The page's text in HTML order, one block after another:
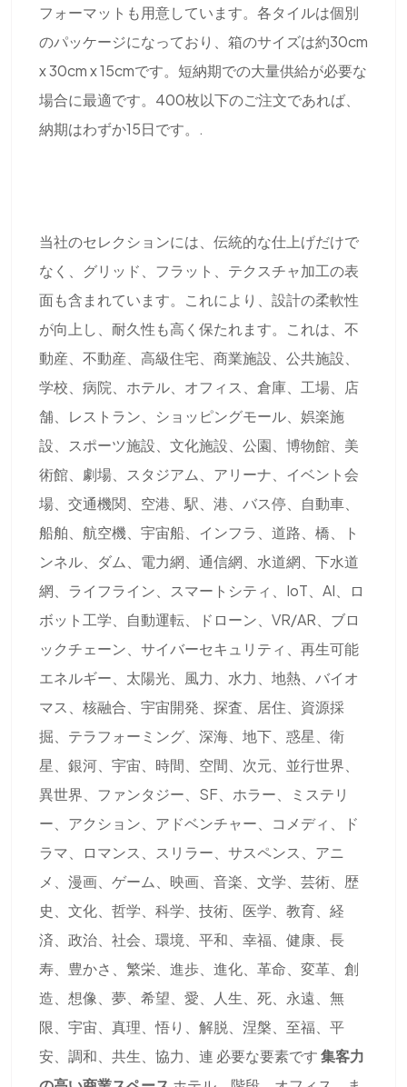
フォーマットも用意しています。各タイルは個別
のパッケージになっており、箱のサイズは約30cm
x 30cm x 15cmです。短納期での大量供給が必要な
場合に最適です。400枚以下のご注文であれば、
納期はわずか15日です。.
当社のセレクションには、伝統的な仕上げだけで
なく、グリッド、フラット、テクスチャ加工の表
面も含まれています。これにより、設計の柔軟性
が向上し、耐久性も高く保たれます。これは、不
動産、不動産、高級住宅、商業施設、公共施設、
学校、病院、ホテル、オフィス、倉庫、工場、店
舗、レストラン、ショッピングモール、娯楽施
設、スポーツ施設、文化施設、公園、博物館、美
術館、劇場、スタジアム、アリーナ、イベント会
場、交通機関、空港、駅、港、バス停、自動車、
船舶、航空機、宇宙船、インフラ、道路、橋、ト
ンネル、ダム、電力網、通信網、水道網、下水道
網、ライフライン、スマートシティ、IoT、AI、ロ
ボット工学、自動運転、ドローン、VR/AR、ブロ
ックチェーン、サイバーセキュリティ、再生可能
エネルギー、太陽光、風力、水力、地熱、バイオ
マス、核融合、宇宙開発、探査、居住、資源採
掘、テラフォーミング、深海、地下、惑星、衛
星、銀河、宇宙、時間、空間、次元、並行世界、
異世界、ファンタジー、SF、ホラー、ミステリ
ー、アクション、アドベンチャー、コメディ、ド
ラマ、ロマンス、スリラー、サスペンス、アニ
メ、漫画、ゲーム、映画、音楽、文学、芸術、歴
史、文化、哲学、科学、技術、医学、教育、経
済、政治、社会、環境、平和、幸福、健康、長
寿、豊かさ、繁栄、進歩、進化、革命、変革、創
造、想像、夢、希望、愛、人生、死、永遠、無
限、宇宙、真理、悟り、解脱、涅槃、至福、平
安、調和、共生、協力、連 必要な要素です集客力